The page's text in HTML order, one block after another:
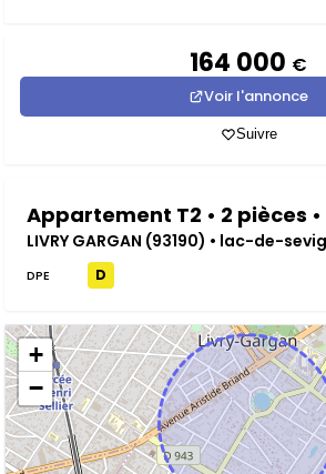
164 000 €
Voir l'annonce
Suivre
Appartement T2 • 2 pièces •
LIVRY GARGAN (93190) • lac-de-
DPE D
+
−